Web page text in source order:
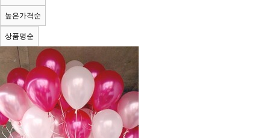
높은가격순
상품명순